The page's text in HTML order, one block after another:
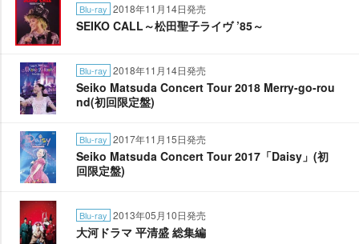
Blu-ray 2018年11月14日発売
SEIKO CALL～松田聖子ライヴ ’85～
Blu-ray 2018年11月14日発売
Seiko Matsuda Concert Tour 2018 Merry-go-rou
nd(初回限定盤)
Blu-ray 2017年11月15日発売
Seiko Matsuda Concert Tour 2017「Daisy」(初
回限定盤)
Blu-ray 2013年05月10日発売
大河ドラマ 平清盛 総集編